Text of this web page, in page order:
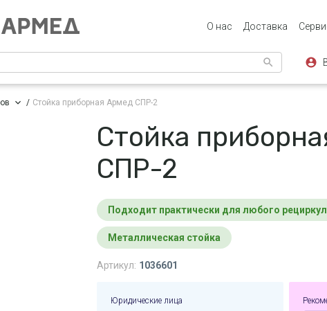
О нас Доставка
Стойка приборная Армед СПР-2
Стойка
СПР-2
подходит практически для любого
металлическая стойка
Артикул: 1036601
Юридические лица